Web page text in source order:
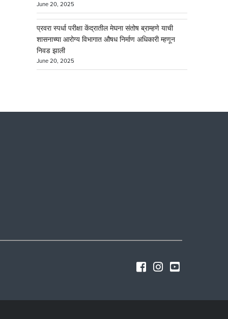
June 20, 2025
प्रवरा स्पर्धा परीक्षा केंद्रातील मेघना संतोष ब्राम्हणे याची
शासनाच्या आरोग्य विभागात औषध निर्माण अधिकारी म्हणून
निवड झाली
June 20, 2025